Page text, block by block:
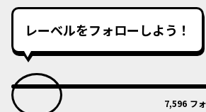
レーベルをフォローしよう！
7,596 フ